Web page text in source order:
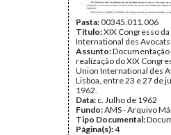
Pasta:00345.011.006
Título:XIX Congresso
International des Avocats
Assunto:Documentação
realização do XIX
Union International des
Lisboa, entre 23 e 27 de
1962.
Data: c. Julho de 1962
Fundo:AMS - Arquivo
Tipo Documental:
Página(s):4